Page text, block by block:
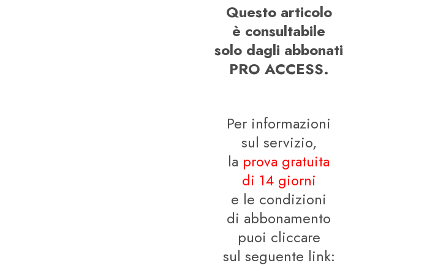
Questo articolo
è consultabile
solo dagli abbonati
PRO ACCESS.
Per informazioni
sul servizio,
la prova gratuita
di 14 giorni
e le condizioni
di abbonamento
puoi cliccare
sul seguente link: